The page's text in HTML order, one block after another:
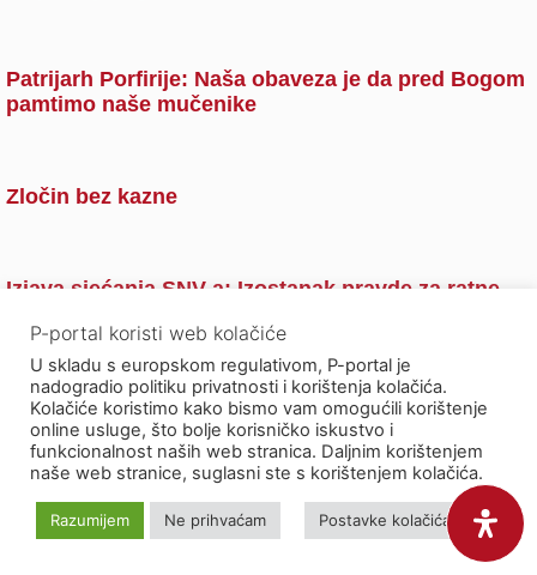
Patrijarh Porfirije: Naša obaveza je da pred Bogom
pamtimo naše mučenike
Zločin bez kazne
Izjava sjećanja SNV-a: Izostanak pravde za ratne
otvorena rana
Ako imate prijedlog teme za nas, javite se
na
portal@privrednik.net
Pratite P-portal i na društvenim mrežama:
P-portal koristi web kolačiće
U skladu s europskom regulativom, P-portal je
nadogradio politiku privatnosti i korištenja kolačića.
Kolačiće koristimo kako bismo vam omogućili korištenje
online usluge, što bolje korisničko iskustvo i
funkcionalnost naših web stranica. Daljnim korištenjem
naše web stranice, suglasni ste s korištenjem kolačića.
Razumijem Ne prihvaćam Postavke kolačića